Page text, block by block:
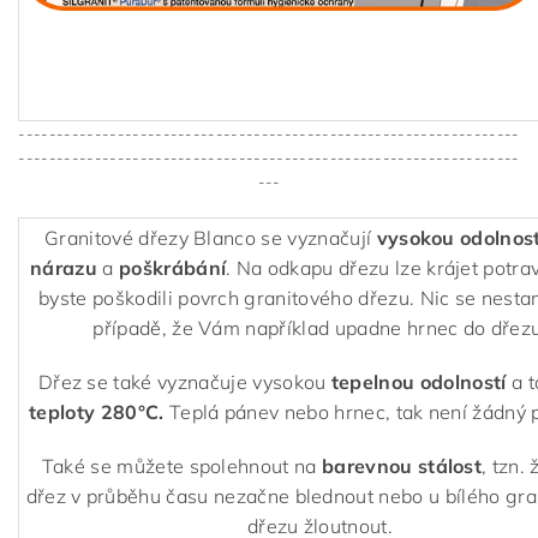
------------------------------------------------------------------
------------------------------------------------------------------
---
Granitové dřezy Blanco se vyznačují vysokou
nárazu a poškrábání. Na odkapu dřezu lze krájet
byste poškodili povrch granitového dřezu. Nic se
případě, že Vám například upadne hrnec do
Dřez se také vyznačuje vysokou tepelnou odolnostía
teploty 280°C. Teplá pánev nebo hrnec, tak není žádný
Také se můžete spolehnout na barevnou stálost, tzn.
dřez v průběhu času nezačne blednout nebo u bílého
dřezu žloutnout.